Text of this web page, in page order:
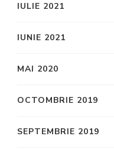
IULIE 2021
IUNIE 2021
MAI 2020
OCTOMBRIE 2019
SEPTEMBRIE 2019